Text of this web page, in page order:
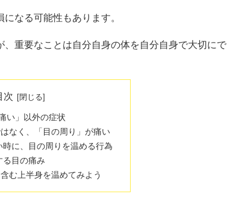
なる可能性もあります。
重要なことは自分自身の体を自分自身で大切にで
次
い」以外の症状
なく、「目の周り」が痛い
に、目の周りを温める行為
る目の痛み
む上半身を温めてみよう